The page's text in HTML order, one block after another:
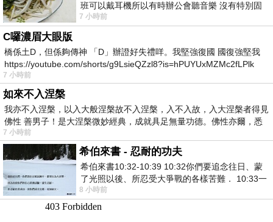
班可以戴耳機所以有時辦公會聽音樂 沒有特別固
定哪天但就是一周某一天會固定聽'90
7 小時前
C囉濃眉大眼版
橋係土D，但係夠傳神 「D」辦證好失禮咩。我堅強復國 國復強堅我
https://youtube.com/shorts/g9LsieQZzl8?is=hPUYUxMZMc2fLPlk
7 小時前
如來不入涅槃
我亦不入涅槃，以入大般涅槃故不入涅槃，入不入故，入大涅槃者得見
佛性 善男子！是大涅槃微妙經典，成就具足無量功德。佛性亦爾，悉
7 小時前
希伯來書 - 忍耐的功夫
希伯來書10:32-10:39 10:32你們要追念往日、蒙
了光照以後、所忍受大爭戰的各樣苦難． 10:33一
面被毀謗、遭患難、成了戲景、叫眾人
8 小時前